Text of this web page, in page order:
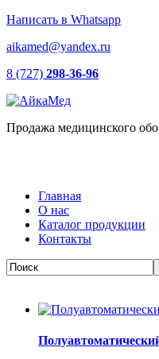
Написать в Whatsapp
aikamed@yandex.ru
8 (727) 298-36-96
Продажа медицинского
Главная
О нас
Каталог продукции
Контакты